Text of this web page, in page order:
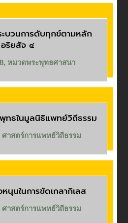
ะบวนการดับทุกข์ตามหลัก
อริยสัจ ๔
, หมวดพระพุทธศาสนา
ทธในมูลนิธิแพทย์วิถีธรรม
ศาสตร์การแพทย์วิถีธรรม
นุนในการขัดเกลากิเลส
ศาสตร์การแพทย์วิถีธรรม